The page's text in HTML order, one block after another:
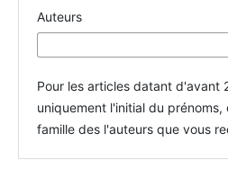
Auteurs
Pour les articles datant d'avant
uniquement l'initial du prénoms,
famille des l'auteurs que vous